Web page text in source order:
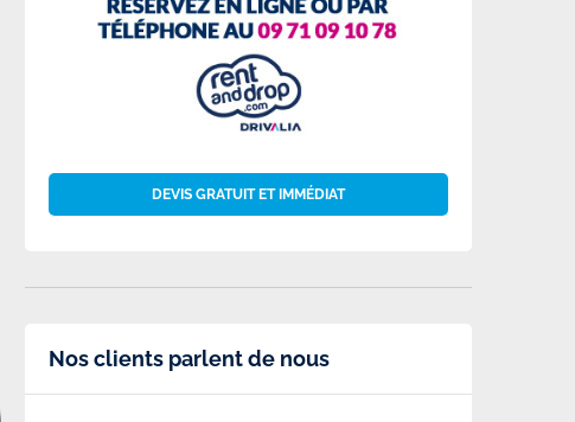
DEVIS GRATUIT ET IMMÉDIAT
Nos clients parlent de nous